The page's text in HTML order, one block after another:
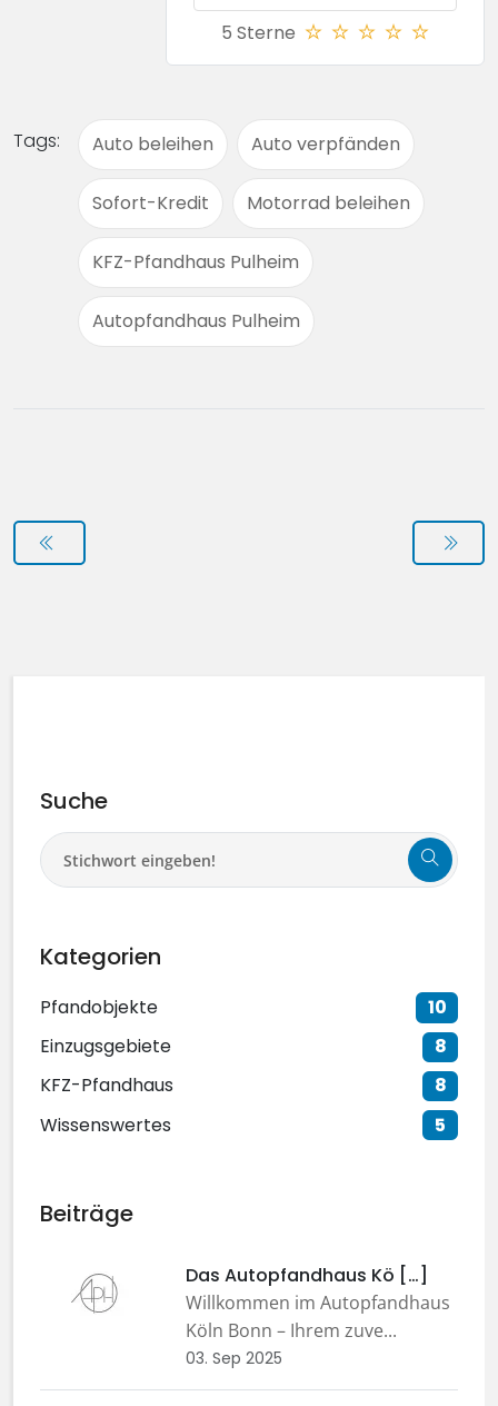
5 Sterne
Tags: Auto beleihen Auto verpfänden
Sofort-Kredit Motorrad beleihen
KFZ-Pfandhaus Pulheim
Autopfandhaus Pulheim
Suche
Kategorien
Pfandobjekte
10
Einzugsgebiete
8
KFZ-Pfandhaus
8
Wissenswertes
5
Beiträge
Das Autopfandhaus Kö […]
Willkommen im Autopfandhaus
Köln Bonn – Ihrem zuve...
03. Sep 2025